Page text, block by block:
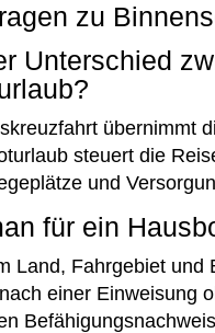
zu
Unterschied
übernimmt
steuert die
und
für ein
Land, Fahrgebiet
einer Einweisung